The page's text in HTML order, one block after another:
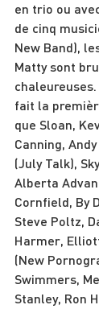
en trio ou
de cinq
New Band),
Matty sont
fait la
que Sloan,
Canning,
(July Talk),
Alberta
Cornfield, By
Steve Poltz,
Harmer,
(New
Swimmers,
Stanley, Ron